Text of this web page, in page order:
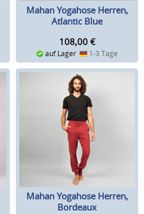
Mahan Yogahose Herren,
Atlantic Blue
108,00 €
auf Lager 1-3 Tage
Mahan Yogahose Herren,
Bordeaux